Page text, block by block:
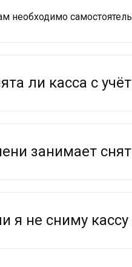
необходимо
ли касса с
занимает
я не сниму кассу